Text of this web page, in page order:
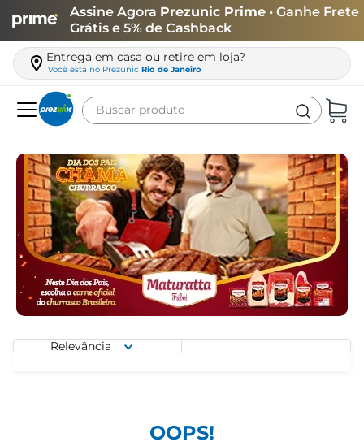
Assine Agora Prezunic Prime • Ganhe Frete
Grátis e 5% de Cashback
Entrega em casa ou retire em loja?
Você está no Prezunic Rio de Janeiro
Buscar produto
Relevância
OOPS!
carne
leite
café
queijo
arroz
azeite
biscoito